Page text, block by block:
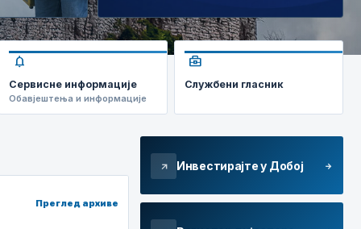
notifications
Сервисне информације
Обавјештења и информације
business_center
Службени гласник
Преглед архиве
arrow_outward Инвестирајте у Добој arrow_forward